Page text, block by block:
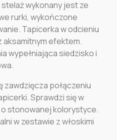
wykonany jest ze
rurki, wykończone
Tapicerka w odcieniu
efektem.
wypełniająca siedzisko i
zawdzięcza połączeniu
Sprawdzi się w
stonowanej kolorystyce.
w zestawie z włoskimi